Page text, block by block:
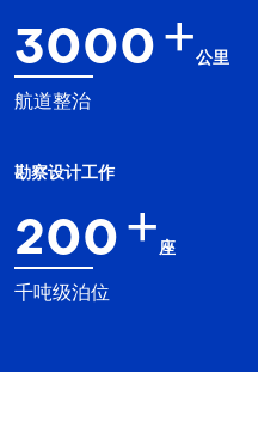
3000 +公里
航道整治
勘察设计工作
200 + 座
千吨级泊位